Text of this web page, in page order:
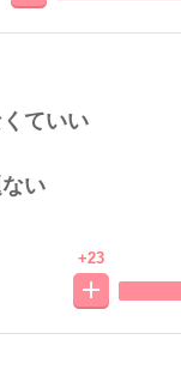
ていい
い
+23